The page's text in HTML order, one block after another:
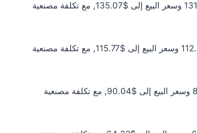
سعر الذهب عيار 21 اليوم يبلغ $119.21 للشراء الخام و$122.79 للبيع الخام. أما مع إضافة المصنعية، فيرتفع سعر الشراء إلى $131.13 وسعر البيع إلى $135.07, مع تكلفة مصنعية
سعر الذهب عيار 18 اليوم يبلغ $102.18 للشراء الخام و$105.25 للبيع الخام. أما مع إضافة المصنعية، فيرتفع سعر الشراء إلى $112.40 وسعر البيع إلى $115.77, مع تكلفة مصنعية
سعر الذهب عيار 14 اليوم يبلغ $79.47 للشراء الخام و$81.86 للبيع الخام. أما مع إضافة المصنعية، فيرتفع سعر الشراء إلى $87.42 وسعر البيع إلى $90.04, مع تكلفة مصنعية